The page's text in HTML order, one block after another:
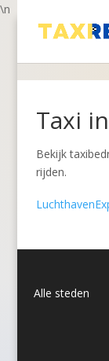
\n
Taxi
Bekijk
rijden.
Alle steden